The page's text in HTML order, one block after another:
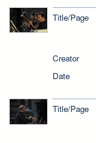
Title/Page
Creator
Date
Title/Page